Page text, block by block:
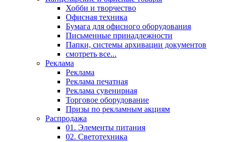
Хобби и творчество
Офисная техника
Бумага для офисного оборудования
Письменные принадлежности
Папки, системы архивации документов
смотреть все...
Реклама
Реклама
Реклама печатная
Реклама сувенирная
Торговое оборудование
Призы по рекламным акциям
Распродажа
01. Элементы питания
02. Светотехника